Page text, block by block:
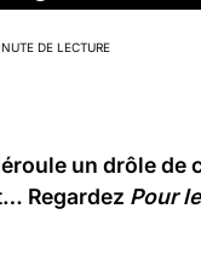
DE LECTURE
un drôle de
Regardez Pour